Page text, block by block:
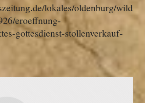
lokales/oldenburg/wild
eroeffnung-
gottesdienst-stollenverkauf-